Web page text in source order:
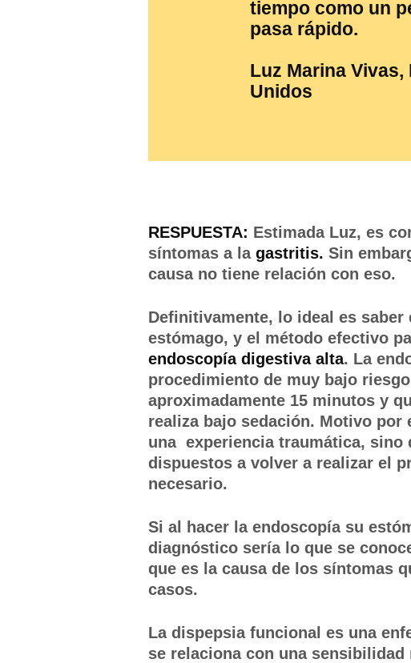
tiempo como un
pasa rápido.
Luz Marina Vivas,
Unidos
RESPUESTA: Estimada Luz, es
síntomas a lagastritis. Sin
causa no tiene relación con eso.
Definitivamente, lo ideal es saber
estómago, y el método efectivo
endoscopía digestiva alta. La
procedimiento de muy bajo
aproximadamente 15 minutos y
realiza bajo sedación. Motivo por
una experiencia traumática, sino
dispuestos a volver a realizar el
necesario.
Si al hacer la endoscopía su
diagnóstico sería lo que se
que es la causa de los síntomas
casos.
La dispepsia funcional es una
se relaciona con una